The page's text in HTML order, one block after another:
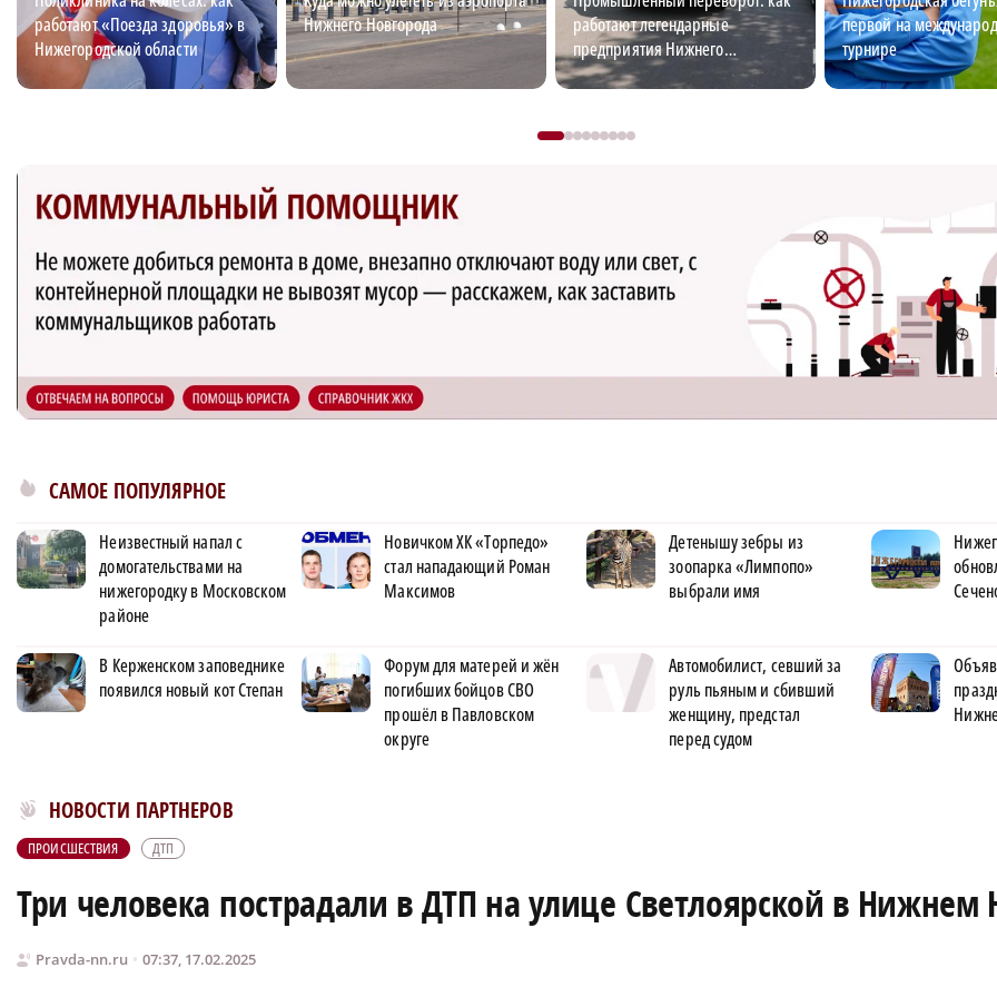
работают «Поезда здоровья» в
Нижегородской области
Нижнего Новгорода
работают легендарные
предприятия Нижнего
Новгорода
первой на
турнире
САМОЕ ПОПУЛЯРНОЕ
Неизвестный напал с
домогательствами на
нижегородку в Московском
районе
Новичком ХК «Торпедо»
стал нападающий Роман
Максимов
Детенышу зебры из
зоопарка «Лимпопо»
выбрали имя
В Керженском заповеднике
появился новый кот Степан
Форум для матерей и жён
погибших бойцов СВО
прошёл в Павловском
округе
Автомобилист, севший за
руль пьяным и сбивший
женщину, предстал
перед судом
НОВОСТИ ПАРТНЕРОВ
Новости МирТесен
ПРОИСШЕСТВИЯ ДТП
Три человека пострадали в ДТП на улице Светлоярской в Нижнем
Pravda-nn.ru 07:37, 17.02.2025